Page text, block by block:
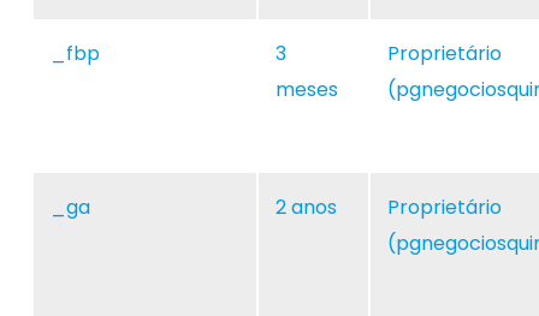
_fbp
3
meses
Proprietário
_ga 2 anos
Proprietário